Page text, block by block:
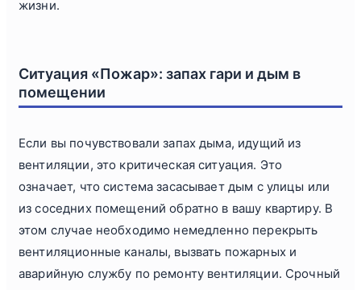
жизни.
Ситуация «Пожар»: запах гари и дым в
помещении
Если вы почувствовали запах дыма, идущий из
вентиляции, это критическая ситуация. Это
означает, что система засасывает дым с улицы или
из соседних помещений обратно в вашу квартиру. В
этом случае необходимо немедленно перекрыть
вентиляционные каналы, вызвать пожарных и
аварийную службу по ремонту вентиляции. Срочный